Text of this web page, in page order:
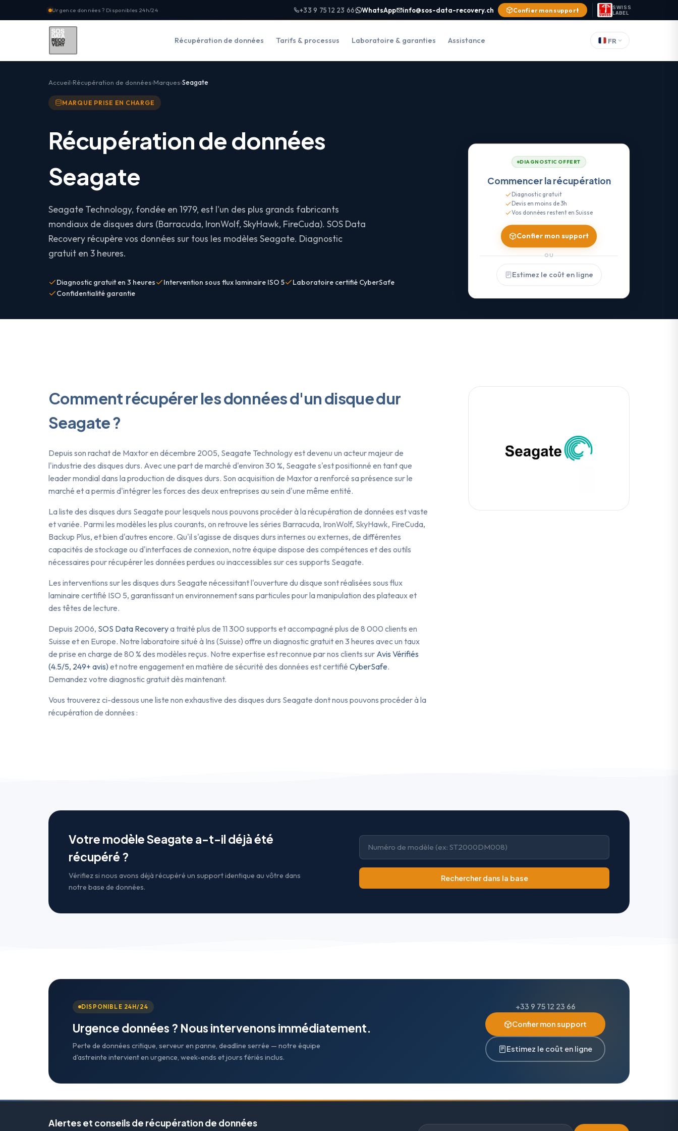
Urgence données ? Disponibles 24h/24 +33 9 75 12 23 66 WhatsApp info@sos-data-recovery.ch Confier mon support
SWISS
LABEL
Récupération de données Tarifs & processus Laboratoire & garanties Assistance FR
Accueil Récupération de données Marques Seagate
MARQUE PRISE EN CHARGE
Récupération de données
Seagate
Seagate Technology, fondée en 1979, est l'un des plus grands fabricants
mondiaux de disques durs (Barracuda, IronWolf, SkyHawk, FireCuda). SOS Data
Recovery récupère vos données sur tous les modèles Seagate. Diagnostic
gratuit en 3 heures.
Diagnostic gratuit en 3 heures Intervention sous flux laminaire ISO 5
Laboratoire certifié CyberSafe
Confidentialité garantie
DIAGNOSTIC OFFERT
Commencer la récupération
Diagnostic gratuit
Devis en moins de 3h
Vos données restent en Suisse
Confier mon support
OU
Estimez le coût en ligne
Comment récupérer les données d'un disque dur
Seagate ?
Depuis son rachat de Maxtor en décembre 2005, Seagate Technology est devenu un acteur majeur de
l'industrie des disques durs. Avec une part de marché d'environ 30 %, Seagate s'est positionné en tant que
leader mondial dans la production de disques durs. Son acquisition de Maxtor a renforcé sa présence sur le
marché et a permis d'intégrer les forces des deux entreprises au sein d'une même entité.
La liste des disques durs Seagate pour lesquels nous pouvons procéder à la récupération de données est vaste
et variée. Parmi les modèles les plus courants, on retrouve les séries Barracuda, IronWolf, SkyHawk, FireCuda,
Backup Plus, et bien d'autres encore. Qu'il s'agisse de disques durs internes ou externes, de différentes
capacités de stockage ou d'interfaces de connexion, notre équipe dispose des compétences et des outils
nécessaires pour récupérer les données perdues ou inaccessibles sur ces supports Seagate.
Les interventions sur les disques durs Seagate nécessitant l'ouverture du disque sont réalisées sous flux
laminaire certifié ISO 5, garantissant un environnement sans particules pour la manipulation des plateaux et
des têtes de lecture.
Depuis 2006, SOS Data Recoverya traité plus de 11 300 supports et accompagné plus de 8 000 clients en
Suisse et en Europe. Notre laboratoire situé à Ins (Suisse) offre un diagnostic gratuit en 3 heures avec un taux
de prise en charge de 80 % des modèles reçus. Notre expertise est reconnue par nos clients sur Avis Vérifiés
(4.5/5, 249+ avis)et notre engagement en matière de sécurité des données est certifié CyberSafe.
Demandez votre diagnostic gratuit dès maintenant.
Vous trouverez ci-dessous une liste non exhaustive des disques durs Seagate dont nous pouvons procéder à la
récupération de données :
Votre modèle Seagate a-t-il déjà été
récupéré ?
Vérifiez si nous avons déjà récupéré un support identique au vôtre dans
notre base de données.
Rechercher dans la base
DISPONIBLE 24H/24
Urgence données ? Nous intervenons immédiatement.
Perte de données critique, serveur en panne, deadline serrée — notre équipe
d'astreinte intervient en urgence, week-ends et jours fériés inclus.
+33 9 75 12 23 66
Confier mon support
Estimez le coût en ligne
Alertes et conseils de récupération de données